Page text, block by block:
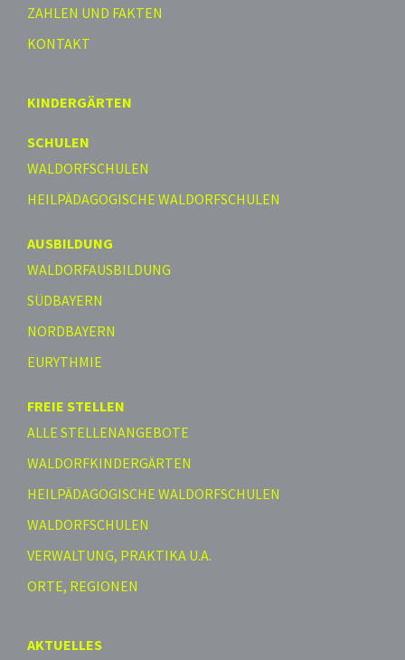
ZAHLEN UND FAKTEN
KONTAKT
KINDERGÄRTEN
SCHULEN
WALDORFSCHULEN
HEILPÄDAGOGISCHE WALDORFSCHULEN
AUSBILDUNG
WALDORFAUSBILDUNG
SÜDBAYERN
NORDBAYERN
EURYTHMIE
FREIE STELLEN
ALLE STELLENANGEBOTE
WALDORFKINDERGÄRTEN
HEILPÄDAGOGISCHE WALDORFSCHULEN
WALDORFSCHULEN
VERWALTUNG, PRAKTIKA U.A.
ORTE, REGIONEN
AKTUELLES